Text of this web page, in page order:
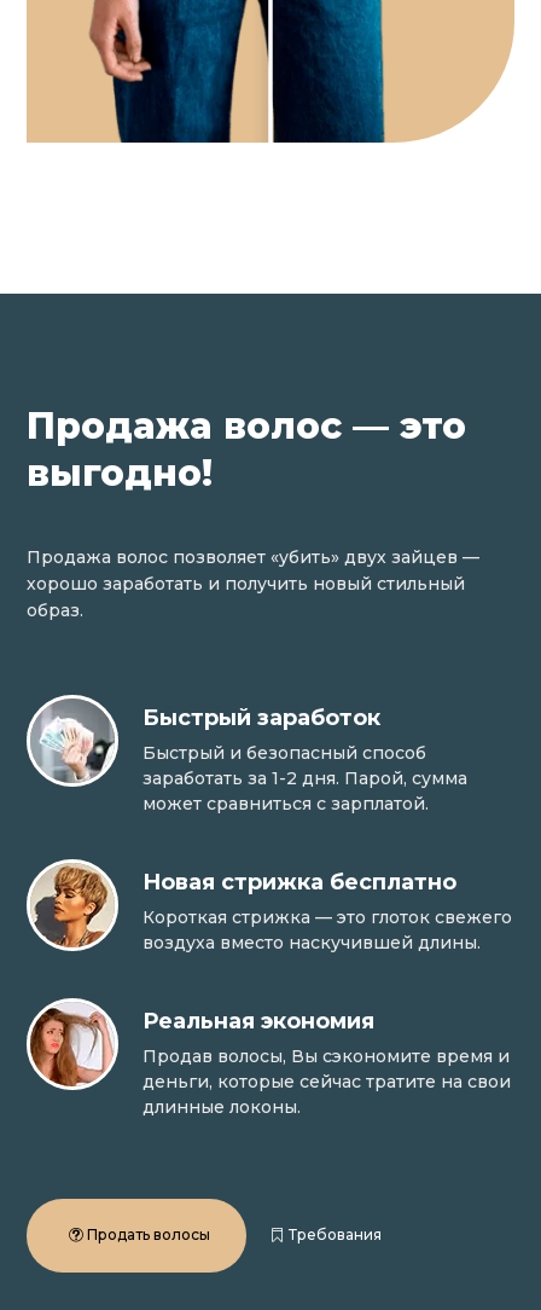
Продажа волос — это
выгодно!
Продажа волос позволяет «убить» двух зайцев —
хорошо заработать и получить новый стильный
образ.
Быстрый заработок
Быстрый и безопасный способ
заработать за 1-2 дня. Парой, сумма
может сравниться с зарплатой.
Новая стрижка бесплатно
Короткая стрижка — это глоток свежего
воздуха вместо наскучившей длины.
Реальная экономия
Продав волосы, Вы сэкономите время и
деньги, которые сейчас тратите на свои
длинные локоны.
Продать волосы Требования